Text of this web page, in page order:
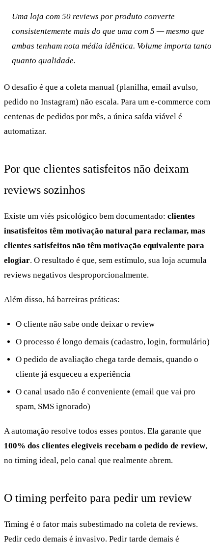
Uma loja com 50 reviews por produto converte
consistentemente mais do que uma com 5 — mesmo que
ambas tenham nota média idêntica. Volume importa tanto
quanto qualidade.
O desafio é que a coleta manual (planilha, email avulso,
pedido no Instagram) não escala. Para um e-commerce com
centenas de pedidos por mês, a única saída viável é
automatizar.
Por que clientes satisfeitos não deixam
reviews sozinhos
Existe um viés psicológico bem documentado: clientes
insatisfeitos têm motivação natural para reclamar, mas
clientes satisfeitos não têm motivação equivalente para
elogiar. O resultado é que, sem estímulo, sua loja acumula
reviews negativos desproporcionalmente.
Além disso, há barreiras práticas:
O cliente não sabe onde deixar o review
O processo é longo demais (cadastro, login, formulário)
O pedido de avaliação chega tarde demais, quando o
cliente já esqueceu a experiência
O canal usado não é conveniente (email que vai pro
spam, SMS ignorado)
A automação resolve todos esses pontos. Ela garante que
100% dos clientes elegíveis recebam o pedido de review,
no timing ideal, pelo canal que realmente abrem.
O timing perfeito para pedir um review
Timing é o fator mais subestimado na coleta de reviews.
Pedir cedo demais é invasivo. Pedir tarde demais é